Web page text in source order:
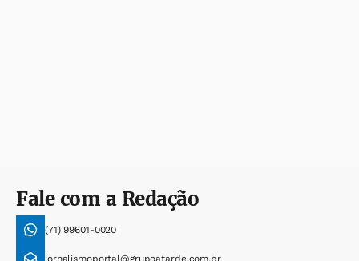
Fale com a Redação
(71) 99601-0020
jornalismoportal@grupoatarde.com.br